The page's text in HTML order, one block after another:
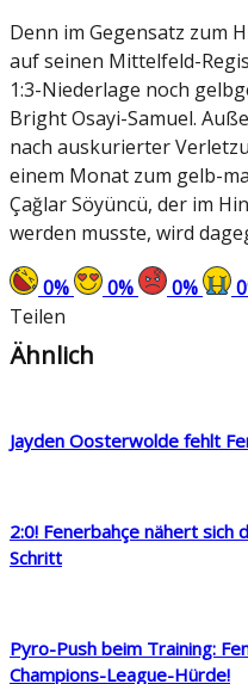
Denn im Gegensatz zum
auf seinen Mittelfeld-
1:3-Niederlage noch
Bright Osayi-Samuel.
nach auskurierter
einem Monat zum gelb-
Çağlar Söyüncü, der im
werden musste, wird
0% 0% 0% 0
Teilen
Ähnlich
Jayden Oosterwolde fehlt
2:0! Fenerbahçe nähert sich
Schritt
Pyro-Push beim Training:
Champions-League-Hürde!